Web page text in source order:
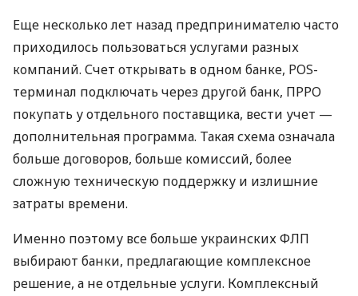
Еще несколько лет назад предпринимателю часто
приходилось пользоваться услугами разных
компаний. Счет открывать в одном банке, POS-
терминал подключать через другой банк, ПРРО
покупать у отдельного поставщика, вести учет —
дополнительная программа. Такая схема означала
больше договоров, больше комиссий, более
сложную техническую поддержку и излишние
затраты времени.
Именно поэтому все больше украинских ФЛП
выбирают банки, предлагающие комплексное
решение, а не отдельные услуги. Комплексный